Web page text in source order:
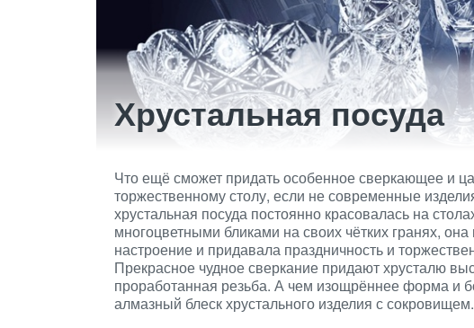
Хрустальная посуда
Что ещё сможет придать особенное сверкающее и
торжественному столу, если не современные
хрустальная посуда постоянно красовалась на
многоцветными бликами на своих чётких гранях,
настроение и придавала праздничность и
Прекрасное чудное сверкание придают хрусталю
проработанная резьба. А чем изощрённее форма и
алмазный блеск хрустального изделия с сокровищем.